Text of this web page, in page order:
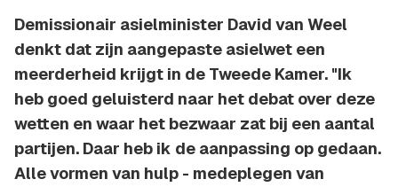
Demissionair asielminister David van Weel
denkt dat zijn aangepaste asielwet een
meerderheid krijgt in de Tweede Kamer. "Ik
heb goed geluisterd naar het debat over deze
wetten en waar het bezwaar zat bij een aantal
partijen. Daar heb ik de aanpassing op gedaan.
Alle vormen van hulp - medeplegen van